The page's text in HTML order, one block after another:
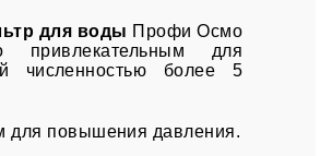
для воды Профи Осмо
привлекательным для
численностью более 5
для повышения давления.